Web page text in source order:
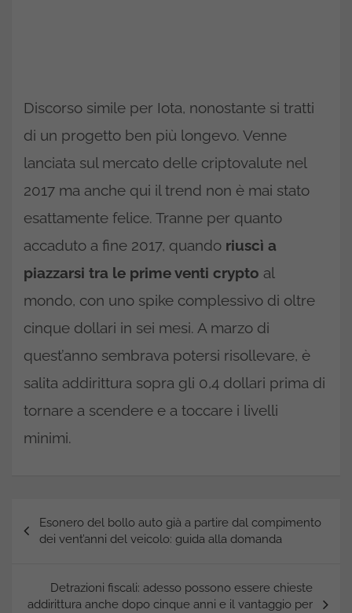
Discorso simile per Iota, nonostante si tratti
di un progetto ben più longevo. Venne
lanciata sul mercato delle criptovalute nel
2017 ma anche qui il trend non è mai stato
esattamente felice. Tranne per quanto
accaduto a fine 2017, quando riuscì a
piazzarsi tra le prime venti crypto al
mondo, con uno spike complessivo di oltre
cinque dollari in sei mesi. A marzo di
quest’anno sembrava potersi risollevare, è
salita addirittura sopra gli 0,4 dollari prima di
tornare a scendere e a toccare i livelli
minimi.
articoli
Esonero del bollo auto già a partire dal compimento
dei vent’anni del veicolo: guida alla domanda
Detrazioni fiscali: adesso possono essere chieste
addirittura anche dopo cinque anni e il vantaggio per